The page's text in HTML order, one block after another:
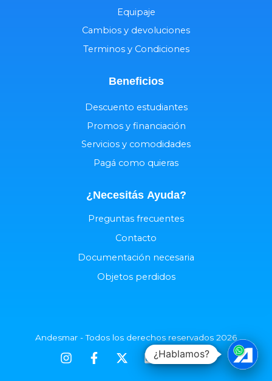
Equipaje
Cambios y devoluciones
Terminos y Condiciones
Beneficios
Descuento estudiantes
Promos y financiación
Servicios y comodidades
Pagá como quieras
¿Necesitás Ayuda?
Preguntas frecuentes
Contacto
Documentación necesaria
Objetos perdidos
Andesmar - Todos los derechos reservados 2026
¿Hablamos?